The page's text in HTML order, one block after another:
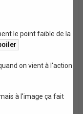
le point faible de la
on vient à l'action
à l'image ça fait